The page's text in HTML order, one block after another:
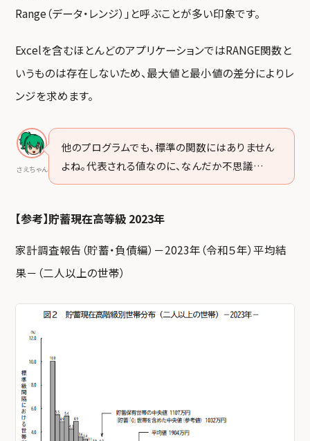
Range（データ・レンジ）」と呼ぶことが多い印象です。
Excelを含むほとんどのアプリケーションではRANGE関数と
いうものは存在しないため、最大値と最小値の差分によりレ
ンジを求めます。
さえちゃん
他のプログラムでも、標準の関数にはありません
よね。代表される値なのに、なんだか不思議…
【参考】貯蓄現在高等級 2023年
家計調査報告（貯蓄・負債編）－2023年（令和５年）平均結
果－（二人以上の世帯）